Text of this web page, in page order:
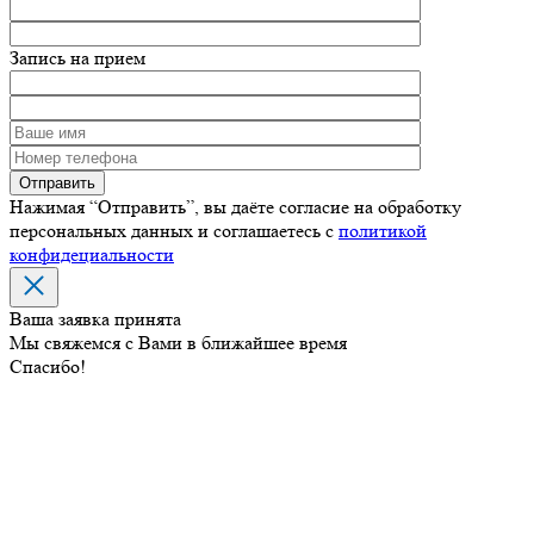
Запись на прием
Нажимая “Отправить”, вы даёте согласие на обработку
персональных данных и соглашаетесь с политикой
конфидециальности
Ваша заявка принята
Мы свяжемся с Вами в ближайшее время
Спасибо!